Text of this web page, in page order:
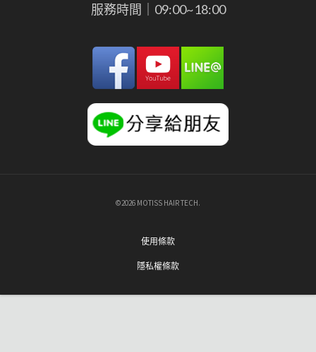
服務時間｜09:00~18:00
©2026 MOTISS HAIR TECH.
使用條款
隱私權條款